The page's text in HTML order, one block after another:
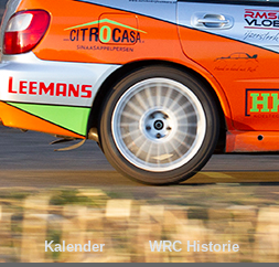
Kalender WRC Historie